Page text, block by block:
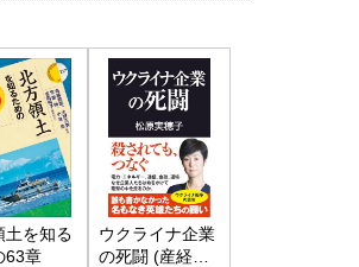
土を知る
63章
ウクライナ企業
の死闘 (産経セ